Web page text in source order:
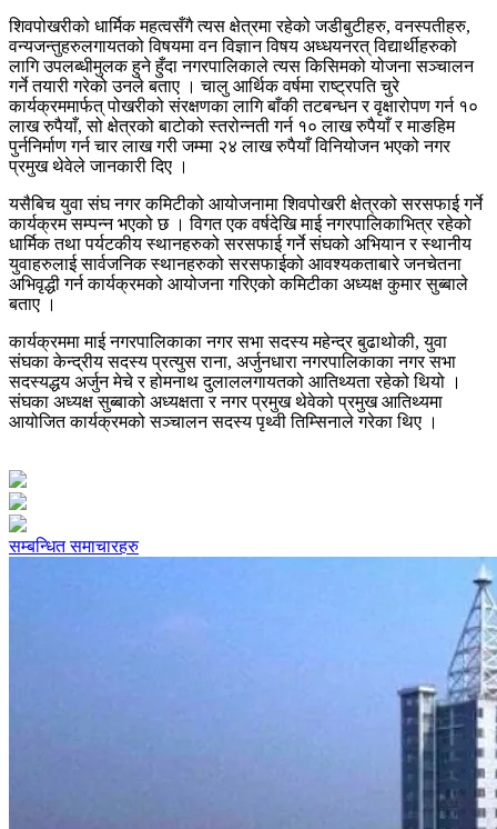
शिवपोखरीको धार्मिक महत्वसँगै त्यस क्षेत्रमा रहेको जडीबुटीहरु, वनस्पतीहरु,
वन्यजन्तुहरुलगायतको विषयमा वन विज्ञान विषय अध्धयनरत् विद्यार्थीहरुको
लागि उपलब्धीमुलक हुने हुँदा नगरपालिकाले त्यस किसिमको योजना सञ्चालन
गर्ने तयारी गरेको उनले बताए । चालु आर्थिक वर्षमा राष्ट्रपति चुरे
कार्यक्रममार्फत् पोखरीको संरक्षणका लागि बाँकी तटबन्धन र वृक्षारोपण गर्न १०
लाख रुपैयाँ, सो क्षेत्रको बाटोको स्तरोन्नती गर्न १० लाख रुपैयाँ र माङहिम
पुर्ननिर्माण गर्न चार लाख गरी जम्मा २४ लाख रुपैयाँ विनियोजन भएको नगर
प्रमुख थेवेले जानकारी दिए ।
यसैबिच युवा संघ नगर कमिटीको आयोजनामा शिवपोखरी क्षेत्रको सरसफाई गर्ने
कार्यक्रम सम्पन्न भएको छ । विगत एक वर्षदेखि माई नगरपालिकाभित्र रहेको
धार्मिक तथा पर्यटकीय स्थानहरुको सरसफाई गर्ने संघको अभियान र स्थानीय
युवाहरुलाई सार्वजनिक स्थानहरुको सरसफाईको आवश्यकताबारे जनचेतना
अभिवृद्धी गर्न कार्यक्रमको आयोजना गरिएको कमिटीका अध्यक्ष कुमार सुब्बाले
बताए ।
कार्यक्रममा माई नगरपालिकाका नगर सभा सदस्य महेन्द्र बुढाथोकी, युवा
संघका केन्द्रीय सदस्य प्रत्युस राना, अर्जुनधारा नगरपालिकाका नगर सभा
सदस्यद्धय अर्जुन मेचे र होमनाथ दुलाललगायतको आतिथ्यता रहेको थियो ।
संघका अध्यक्ष सुब्बाको अध्यक्षता र नगर प्रमुख थेवेको प्रमुख आतिथ्यमा
आयोजित कार्यक्रमको सञ्चालन सदस्य पृथ्वी तिम्सिनाले गरेका थिए ।
सम्बन्धित समाचारहरु